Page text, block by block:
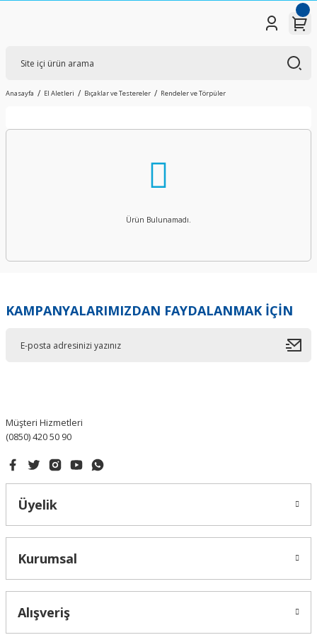
Anasayfa El Aletleri Bıçaklar ve Testereler Rendeler ve Törpüler
Ürün Bulunamadı.
KAMPANYALARIMIZDAN FAYDALANMAK İÇİN
Müşteri Hizmetleri
(0850) 420 50 90
Üyelik
Kurumsal
Alışveriş